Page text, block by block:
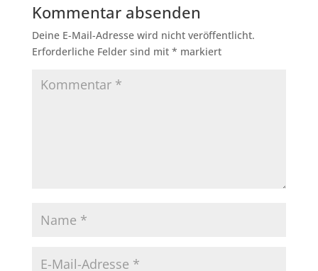
Kommentar absenden
Deine E-Mail-Adresse wird nicht veröffentlicht.
Erforderliche Felder sind mit * markiert